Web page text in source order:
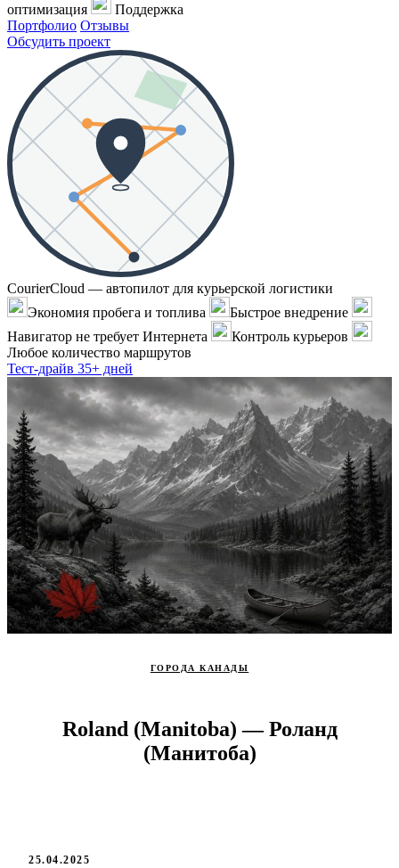
оптимизация
Поддержка
Портфолио Отзывы
Обсудить проект
CourierCloud — автопилот для курьерской логистики
Экономия пробега и топлива
Быстрое внедрение
Навигатор не требует Интернета
Контроль курьеров
Любое количество маршрутов
Тест-драйв 35+ дней
ГОРОДА КАНАДЫ
Roland (Manitoba) — Роланд
(Манитоба)
25.04.2025